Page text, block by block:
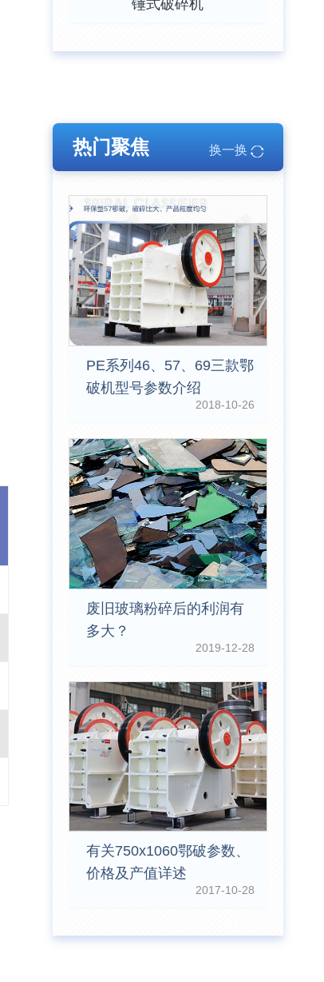
锤式破碎机
热门聚焦 换一换
PE系列46、57、69三款鄂
破机型号参数介绍
2018-10-26
废旧玻璃粉碎后的利润有
多大？
2019-12-28
有关750x1060鄂破参数、
价格及产值详述
2017-10-28